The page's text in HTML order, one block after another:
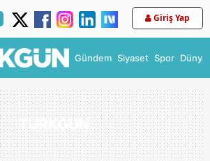
Giriş Yap
Gündem Siyaset Spor Dünya